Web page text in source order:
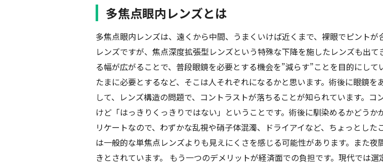
多焦点眼内レンズとは
多焦点眼内レンズは、遠くから中間、うまくいけば近くまで、裸眼でピント
レンズですが、焦点深度拡張型レンズという特殊な下降を施したレンズも出
る幅が広がることで、普段眼鏡を必要とする機会を”減らす”ことを目的にし
たまに必要とするなど、そこは人それぞれになるかと思います。術後に眼鏡
して、レンズ構造の問題で、コントラストが落ちることが知られています。コ
けど「はっきりくっきりではない」ということです。術後に馴染めるかどう
リケートなので、わずかな乱視や硝子体混濁、ドライアイなど、ちょっとし
は一般的な単焦点レンズよりも見えにくさを感じる可能性があります。また
きとされています。 もう一つのデメリットが経済面での負担です。現代では